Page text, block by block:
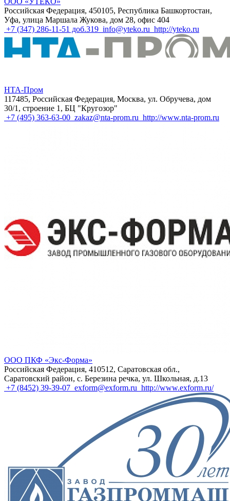
Российская Федерация, 450105, Республика Башкортостан,
Уфа, улица Маршала Жукова, дом 28, офис 404
+7 (347) 286-11-51 доб.319 info@yteko.ru http://yteko.ru
НТА-Пром
117485, Российская Федерация, Москва, ул. Обручева, дом
30/1, строение 1, БЦ "Кругозор"
+7 (495) 363-63-00 zakaz@nta-prom.ru http://www.nta-prom.ru
OOO ПКФ ​«Экс-Форма»
Российская Федерация, 410512, Саратовская обл.,
Саратовский район, с. Березина речка, ул. Школьная, д.13
+7 (8452) 39-39-07 exform@exform.ru http://www.exform.ru/